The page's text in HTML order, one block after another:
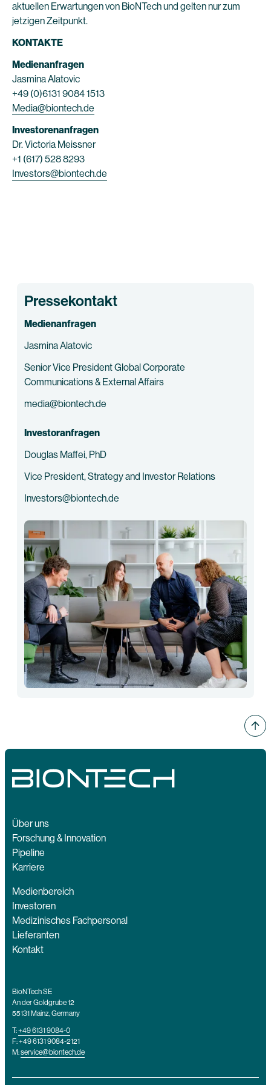
aktuellen Erwartungen von BioNTech und gelten nur zum
jetzigen Zeitpunkt.
KONTAKTE
Medienanfragen
Jasmina Alatovic
+49 (0)6131 9084 1513
Media@biontech.de
Investorenanfragen
Dr. Victoria Meissner
+1 (617) 528 8293
Investors@biontech.de
Pressekontakt
Medienanfragen
Jasmina Alatovic
Senior Vice President Global Corporate
Communications & External Affairs
media@biontech.de
Investoranfragen
Douglas Maffei, PhD
Vice President, Strategy and Investor Relations
Investors@biontech.de
Über uns
Forschung & Innovation
Pipeline
Karriere
Medienbereich
Investoren
Medizinisches Fachpersonal
Lieferanten
Kontakt
BioNTech SE
An der Goldgrube 12
55131 Mainz, Germany
T:+49 6131 9084-0
F: +49 6131 9084-2121
M:service@biontech.de